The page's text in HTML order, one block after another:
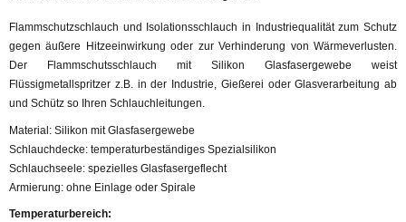
Flammschutzschlauch und Isolationsschlauch in Industriequalität zum Schutz
gegen äußere Hitzeeinwirkung oder zur Verhinderung von Wärmeverlusten.
Der Flammschutsschlauch mit Silikon Glasfasergewebe weist
Flüssigmetallspritzer z.B. in der Industrie, Gießerei oder Glasverarbeitung ab
und Schütz so Ihren Schlauchleitungen.
Material: Silikon mit Glasfasergewebe
Schlauchdecke: temperaturbeständiges Spezialsilikon
Schlauchseele: spezielles Glasfasergeflecht
Armierung: ohne Einlage oder Spirale
Temperaturbereich: